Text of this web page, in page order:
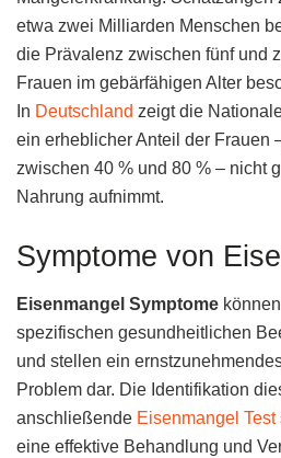
etwa zwei Milliarden Menschen
die Prävalenz zwischen fünf und
Frauen im gebärfähigen Alter
In Deutschland zeigt die
ein erheblicher Anteil der Frauen
zwischen 40 % und 80 % – nicht
Nahrung aufnimmt.
Symptome von
Eisenmangel Symptome
spezifischen gesundheitlichen
und stellen ein
Problem dar. Die Identifikation
anschließende Eisenmangel Test
eine effektive Behandlung und